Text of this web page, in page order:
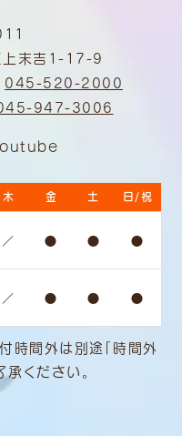
上末吉1-17-9
045-520-2000
947-3006
木 金 土 日/祝
／ ● ● ●
／ ● ● ●
時間外は別途「時間外
ください。